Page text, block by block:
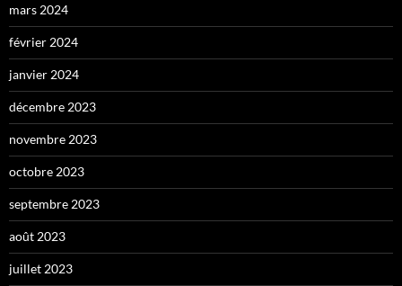
mars 2024
février 2024
janvier 2024
décembre 2023
novembre 2023
octobre 2023
septembre 2023
août 2023
juillet 2023